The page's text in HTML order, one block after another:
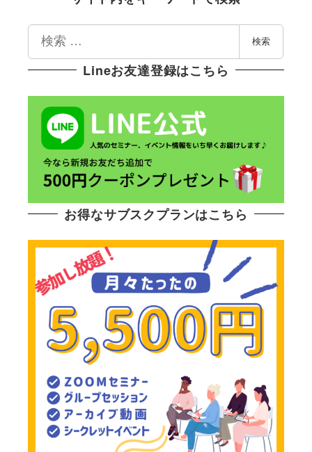
索
検索
Lineお友達登録はこちら
お得なサブスクプランはこちら